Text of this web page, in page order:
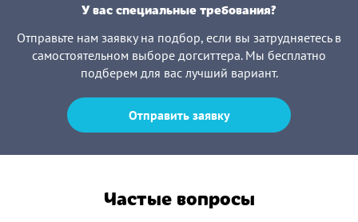
У вас специальные требования?
Отправьте нам заявку на подбор, если вы затрудняетесь в
самостоятельном выборе догситтера. Мы бесплатно
подберем для вас лучший вариант.
Отправить заявку
Частые вопросы